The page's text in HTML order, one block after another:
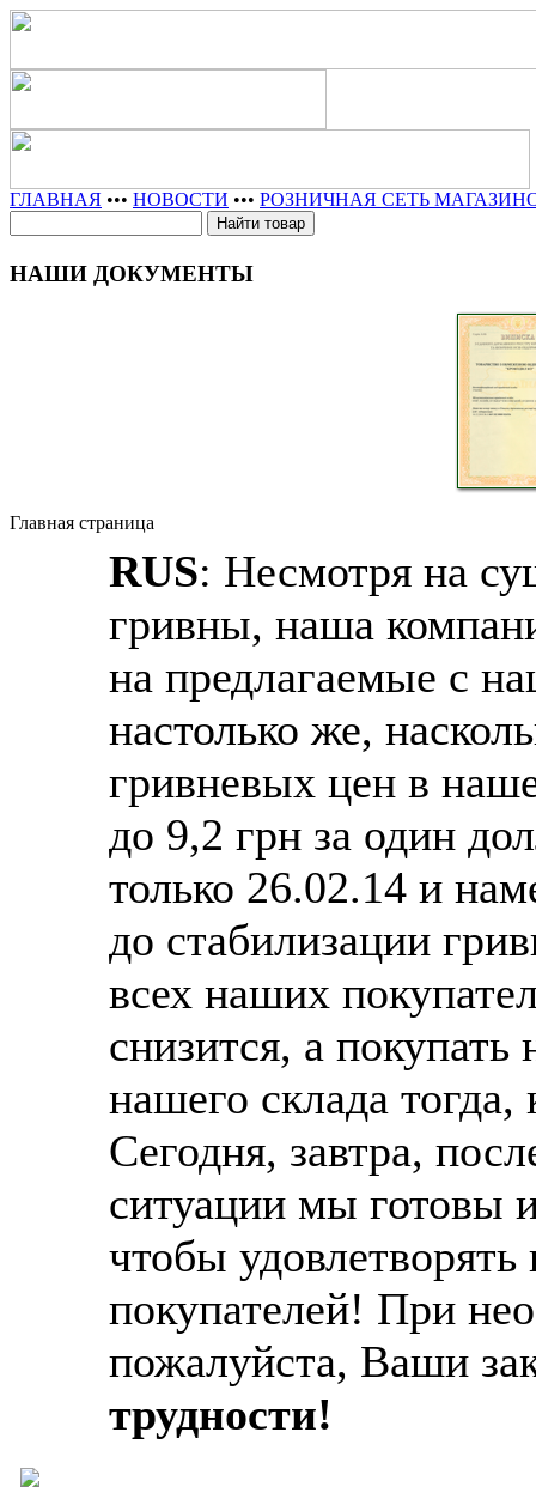
ГЛАВНАЯ ••• НОВОСТИ ••• РОЗНИЧНАЯ СЕТЬ
НАШИ ДОКУМЕНТЫ
Главная страница
RUS: Несмотря на
гривны, наша
на предлагаемые с
настолько же,
гривневых цен в
до 9,2 грн за один
только 26.02.14 и
до стабилизации
всех наших
снизится, а
нашего склада
Сегодня, завтра,
ситуации мы готовы
чтобы
покупателей! При
пожалуйста, Ваши
трудности!